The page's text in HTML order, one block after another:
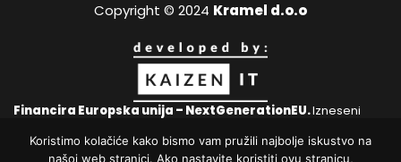
Copyright © 2024 Kramel d.o.o
Financira Europska unija – NextGenerationEU.Izneseni
službena stajališta Europske unije ili Europske komisije. Ni
Koristimo kolačiće kako bismo vam pružili najbolje iskustvo na
našoj web stranici. Ako nastavite koristiti ovu stranicu,